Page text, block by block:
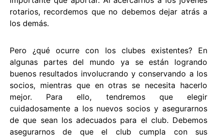
rotarios, recordemos que no debemos dejar atrás a
los demás.
Pero ¿qué ocurre con los clubes existentes? En
algunas partes del mundo ya se están logrando
buenos resultados involucrando y conservando a los
socios, mientras que en otras se necesita hacerlo
mejor. Para ello, tendremos que elegir
cuidadosamente a los nuevos socios y asegurarnos
de que sean los adecuados para el club. Debemos
asegurarnos de que el club cumpla con sus